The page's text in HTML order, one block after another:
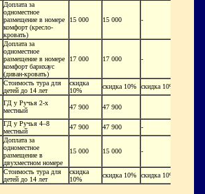
Доплата за
одноместное
размещение в номере
комфорт (кресло-
кровать)
15 000 15 000 -
Доплата за
одноместное
размещение в номере
комфорт барнхаус
(диван-кровать)
17 000 17 000 -
Стоимость тура для
детей до 14 лет
скидка
10%
скидка 10%
скидка 10%
ГД у Ручья 2-х
местный
47 900 47 900
ГД у Ручья 4–8
местный
47 900 47 900
-
Доплата за
одноместное
размещение в
двухместном номере
15 000 15 000 -
Стоимость тура для
детей до 14 лет
скидка
10%
скидка 10% скидка 10%